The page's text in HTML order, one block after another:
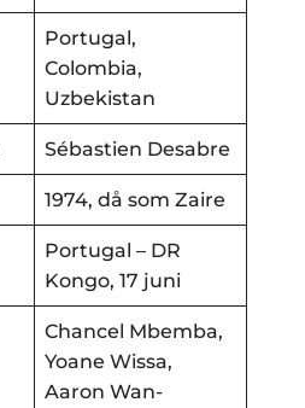
Portugal,
Colombia,
Uzbekistan
Sébastien Desabre
1974, då som Zaire
Portugal – DR
Kongo, 17 juni
Chancel Mbemba,
Yoane Wissa,
Aaron Wan-